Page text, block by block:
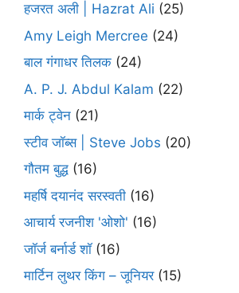
हजरत अली | Hazrat Ali (25)
Amy Leigh Mercree (24)
बाल गंगाधर तिलक (24)
A. P. J. Abdul Kalam (22)
मार्क ट्वेन (21)
स्टीव जॉब्स | Steve Jobs (20)
गौतम बुद्ध (16)
महर्षि दयानंद सरस्वती (16)
आचार्य रजनीश 'ओशो' (16)
जॉर्ज बर्नार्ड शॉ(16)
मार्टिन लुथर किंग – जूनियर(15)